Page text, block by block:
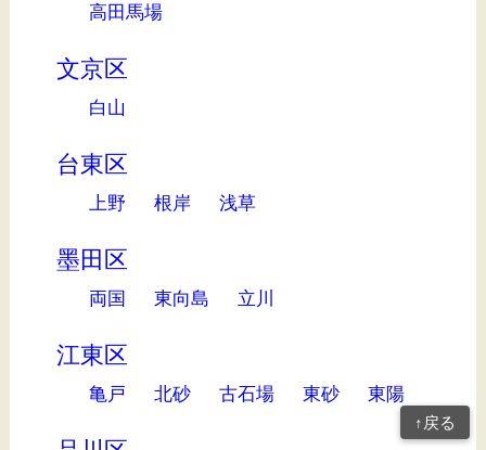
高田馬場
文京区
白山
台東区
上野 根岸 浅草
墨田区
両国 東向島 立川
江東区
亀戸 北砂 古石場 東砂 東陽
↑戻る